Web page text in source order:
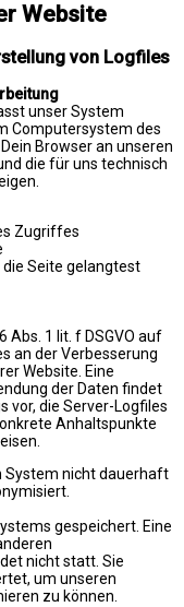
Website
von Logfiles
unser System
Computersystem des
Browser an unseren
die für uns technisch
Zugriffes
Seite gelangtest
Abs. 1 lit. f DSGVO auf
an der Verbesserung
Website. Eine
der Daten findet
vor, die Server-Logfiles
Anhaltspunkte
System nicht dauerhaft
gespeichert. Eine
nicht statt. Sie
um unseren
zu können.